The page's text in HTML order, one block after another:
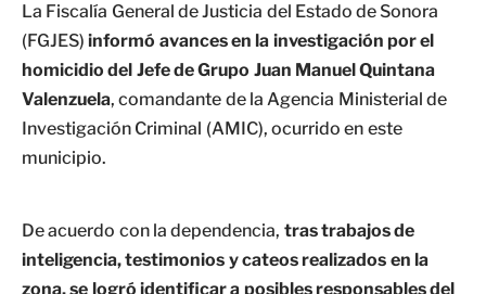
La Fiscalía General de Justicia del Estado de Sonora
(FGJES)informó avances en la investigación por el
homicidio del Jefe de Grupo Juan Manuel Quintana
Valenzuela, comandante de la Agencia Ministerial de
Investigación Criminal (AMIC), ocurrido en este
municipio.
De acuerdo con la dependencia, tras trabajos de
inteligencia, testimonios y cateos realizados en la
zona, se logró identificar a posibles responsables del